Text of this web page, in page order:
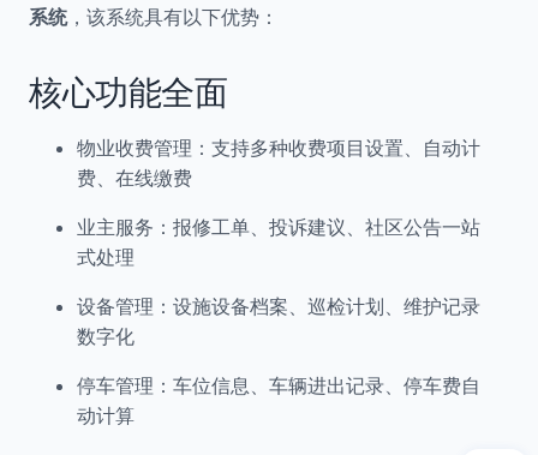
系统，该系统具有以下优势：
核心功能全面
物业收费管理：支持多种收费项目设置、自动计
费、在线缴费
业主服务：报修工单、投诉建议、社区公告一站
式处理
设备管理：设施设备档案、巡检计划、维护记录
数字化
停车管理：车位信息、车辆进出记录、停车费自
动计算